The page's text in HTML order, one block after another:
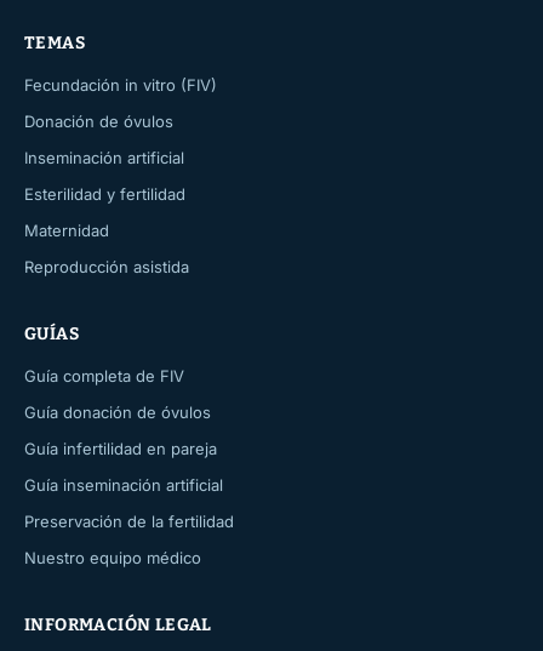
TEMAS
Fecundación in vitro (FIV)
Donación de óvulos
Inseminación artificial
Esterilidad y fertilidad
Maternidad
Reproducción asistida
GUÍAS
Guía completa de FIV
Guía donación de óvulos
Guía infertilidad en pareja
Guía inseminación artificial
Preservación de la fertilidad
Nuestro equipo médico
INFORMACIÓN LEGAL